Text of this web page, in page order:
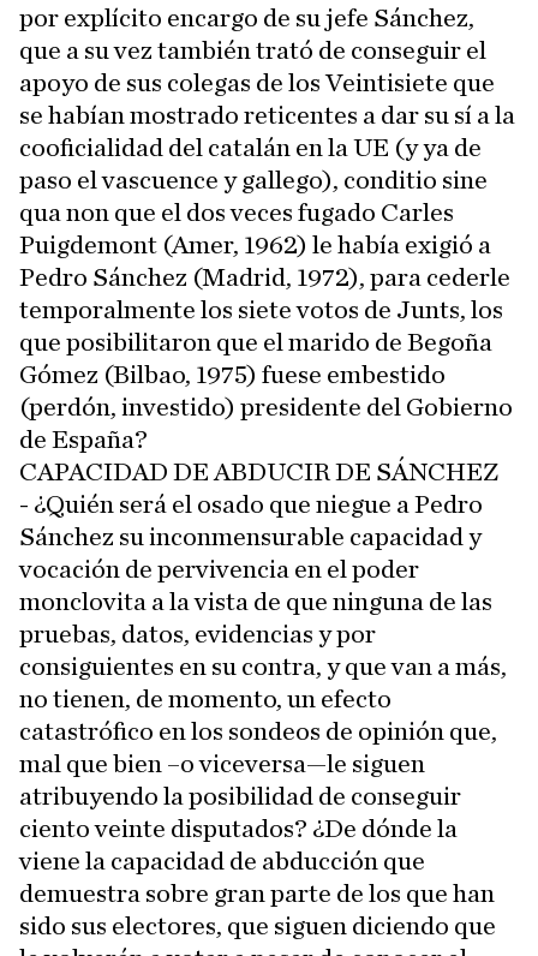
por explícito encargo de su jefe Sánchez,
que a su vez también trató de conseguir el
apoyo de sus colegas de los Veintisiete que
se habían mostrado reticentes a dar su sí a la
cooficialidad del catalán en la UE (y ya de
paso el vascuence y gallego), conditio sine
qua non que el dos veces fugado Carles
Puigdemont (Amer, 1962) le había exigió a
Pedro Sánchez (Madrid, 1972), para cederle
temporalmente los siete votos de Junts, los
que posibilitaron que el marido de Begoña
Gómez (Bilbao, 1975) fuese embestido
(perdón, investido) presidente del Gobierno
de España?
CAPACIDAD DE ABDUCIR DE SÁNCHEZ
- ¿Quién será el osado que niegue a Pedro
Sánchez su inconmensurable capacidad y
vocación de pervivencia en el poder
monclovita a la vista de que ninguna de las
pruebas, datos, evidencias y por
consiguientes en su contra, y que van a más,
no tienen, de momento, un efecto
catastrófico en los sondeos de opinión que,
mal que bien –o viceversa—le siguen
atribuyendo la posibilidad de conseguir
ciento veinte disputados? ¿De dónde la
viene la capacidad de abducción que
demuestra sobre gran parte de los que han
sido sus electores, que siguen diciendo que